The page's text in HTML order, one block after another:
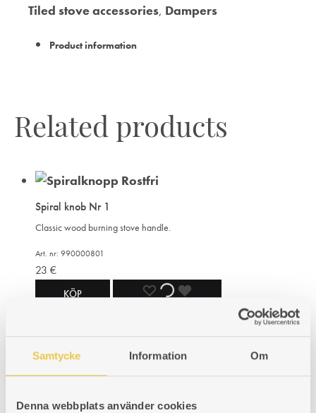
Samtycke Information Om
Denna webbplats använder cookies
Tiled stove accessories, Dampers
Product information
Related products
Spiral knob Nr 1
Classic wood burning stove handle.
Art. nr: 990000801
23 €
KÖP ADD
WISHLIST
ADDING
Ash shovel & brush | Brass
Art. nr: 950004003/1